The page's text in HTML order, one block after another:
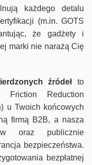
każdego detalu
(m.in. GOTS
że gadżety i
marki nie narażą Cię
źródełto
Reduction
u Twoich końcowych
firmą B2B, a nasza
oraz publicznie
bezpieczeństwa.
bezpłatnej